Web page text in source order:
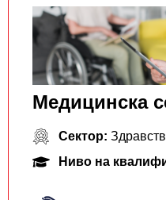
Медицинска
Сектор:
Ниво на